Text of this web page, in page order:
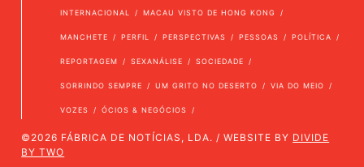
INTERNACIONAL MACAU VISTO DE HONG KONG
MANCHETE PERFIL PERSPECTIVAS PESSOAS POLÍTICA
REPORTAGEM SEXANÁLISE SOCIEDADE
SORRINDO SEMPRE UM GRITO NO DESERTO VIA DO MEIO
VOZES ÓCIOS & NEGÓCIOS
©2026 FÁBRICA DE NOTÍCIAS, LDA. / WEBSITE BY DIVIDE
BY TWO